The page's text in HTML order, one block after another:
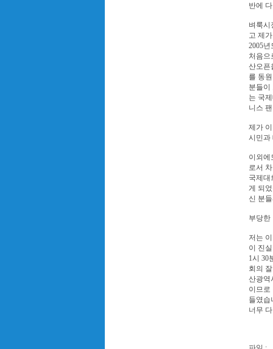
반에
벼룩시
고 제
2005
처음으
산오픈
를 동
분들이
는 국
니스
제가
시민과
이외에
로서
국제대
게 되
신 분
부당한
저는
이 진
1시 30
회의
산광역
이므로
들였습
너무